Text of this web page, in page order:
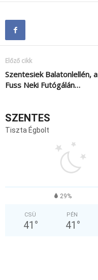
Előző cikk
Szentesiek Balatonlellén, a
Fuss Neki Futógálán…
SZENTES
Tiszta Égbolt
29%
CSÜ
41 °
PÉN
41 °